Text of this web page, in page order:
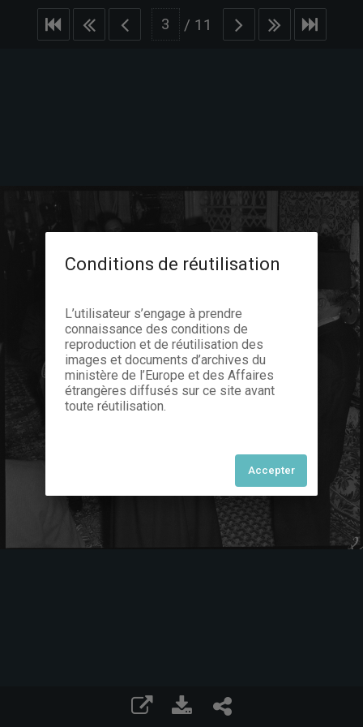
/ 11
Conditions de réutilisation
L’utilisateur s’engage à prendre
connaissance des conditions de
reproduction et de réutilisation des
images et documents d’archives du
ministère de l’Europe et des Affaires
étrangères diffusés sur ce site avant
toute réutilisation.